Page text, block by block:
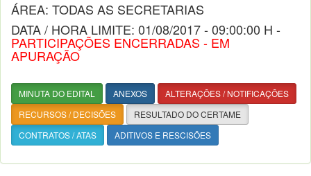
ÁREA: TODAS AS SECRETARIAS
DATA / HORA LIMITE: 01/08/2017 - 09:00:00 H -
PARTICIPAÇÕES ENCERRADAS - EM
APURAÇÃO
MINUTA DO EDITAL ANEXOS
ALTERAÇÕES / NOTIFICAÇÕES
RECURSOS / DECISÕES
RESULTADO DO CERTAME
CONTRATOS / ATAS
ADITIVOS E RESCISÕES